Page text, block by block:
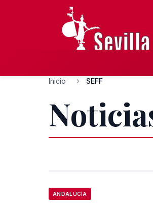
Inicio SEFF
ANDALUCÍA